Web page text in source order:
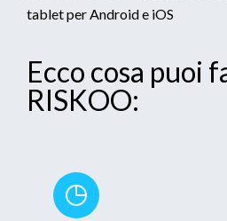
tablet per Android e iOS
Ecco cosa puoi
RISKOO: